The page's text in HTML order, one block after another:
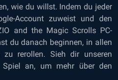
wie du willst. Indem du jeder
Account zuweist und den
and the Magic Scrolls PC-
du danach beginnen, in allen
zu rerollen. Sieh dir unseren
Spiel an, um mehr über den